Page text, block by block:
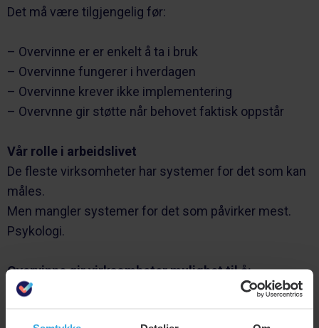
Det må være tilgjengelig før:
– Overvinne er er enkelt å ta i bruk
– Overvinne fungerer i hverdagen
– Overvinne krever ikke implementering
– Overvnne gir støtte når behovet faktisk oppstår
Vår rolle i arbeidslivet
De fleste virksomheter har systemer for det som kan
måles.
Men mangler systemer for det som påvirker mest.
Psykologi.
Overvinne gir virksomheter mulighet til å:
– redusere risiko